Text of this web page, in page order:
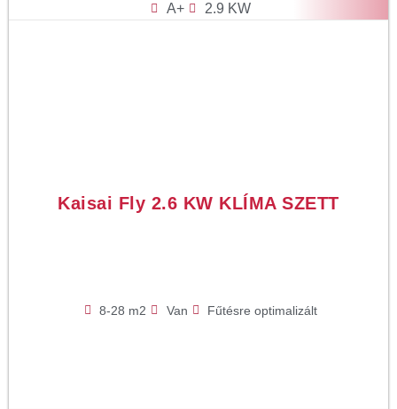
A+
2.9 KW
Kaisai Fly 2.6 KW KLÍMA SZETT
8-28 m2 Van Fűtésre optimalizált